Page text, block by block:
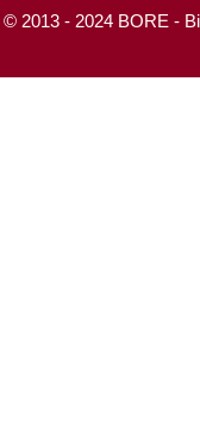
© 2013 - 2024 BORE -